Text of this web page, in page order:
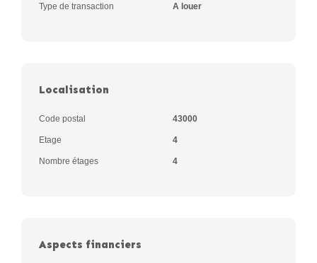
Type de transaction A louer
Localisation
Code postal 43000
Etage 4
Nombre étages 4
Aspects financiers